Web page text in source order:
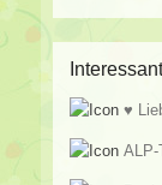
♥
ALP-